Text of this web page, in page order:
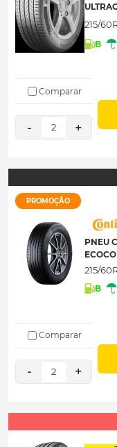
215/
B
Comparar
- 2 +
PROMOÇÃO
PNEU
215/
B
Comparar
- 2 +